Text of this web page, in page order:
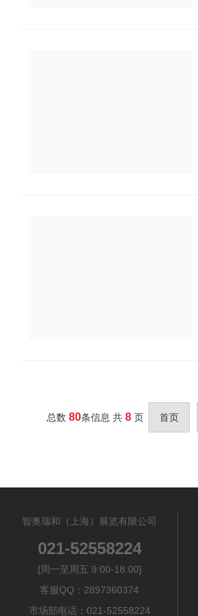
总数 80条信息 共 8页 首页
智奥瑞和（上海）展览有限公司
021-52558224
[周一至周五 9:00-18:00]
客服QQ：2897360374
市场部电话：021-52558224